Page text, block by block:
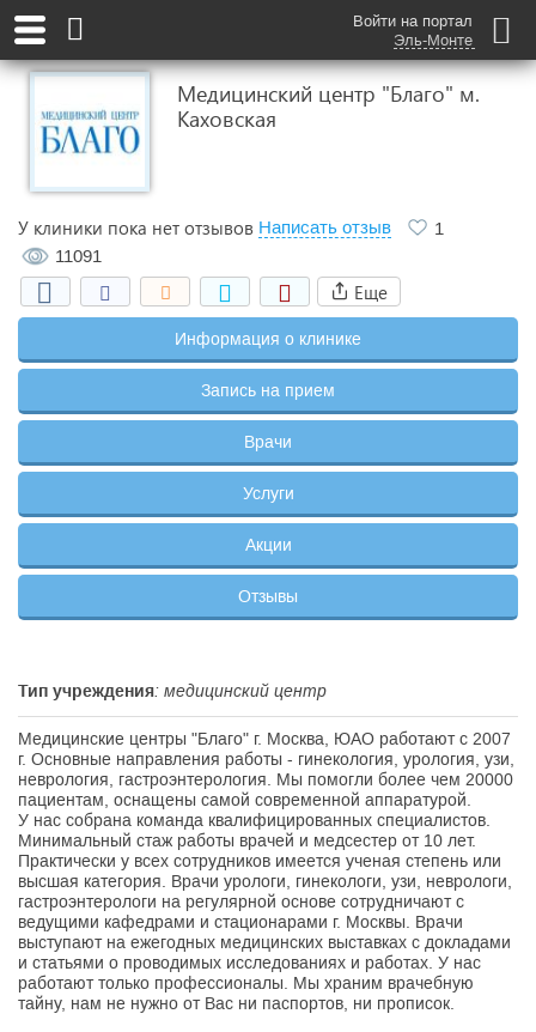
Войти на портал
Эль-Монте
Медицинский центр "Благо" м.
Каховская
У клиники пока нет отзывов Написать отзыв
1
11091
Еще
Информация о клинике
Запись на прием
Врачи
Услуги
Акции
Отзывы
Тип учреждения: медицинский центр
Медицинские центры "Благо" г. Москва, ЮАО работают с 2007
г. Основные направления работы - гинекология, урология, узи,
неврология, гастроэнтерология. Мы помогли более чем 20000
пациентам, оснащены самой современной аппаратурой.
У нас собрана команда квалифицированных специалистов.
Минимальный стаж работы врачей и медсестер от 10 лет.
Практически у всех сотрудников имеется ученая степень или
высшая категория. Врачи урологи, гинекологи, узи, неврологи,
гастроэнтерологи на регулярной основе сотрудничают с
ведущими кафедрами и стационарами г. Москвы. Врачи
выступают на ежегодных медицинских выставках с докладами
и статьями о проводимых исследованиях и работах. У нас
работают только профессионалы. Мы храним врачебную
тайну, нам не нужно от Вас ни паспортов, ни прописок.